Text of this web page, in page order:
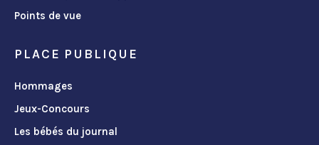
Points de vue
PLACE PUBLIQUE
Hommages
Jeux-Concours
Les bébés du journal